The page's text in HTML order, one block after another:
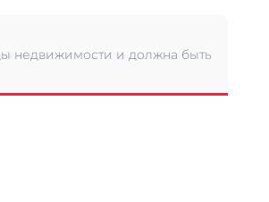
недвижимости и должна быть